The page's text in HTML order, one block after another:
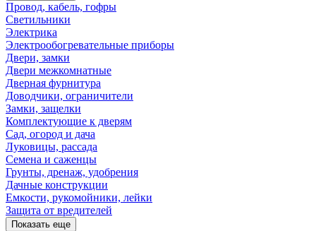
Провод, кабель, гофры
Светильники
Электрика
Электрообогревательные приборы
Двери, замки
Двери межкомнатные
Дверная фурнитура
Доводчики, ограничители
Замки, защелки
Комплектующие к дверям
Сад, огород и дача
Луковицы, рассада
Семена и саженцы
Грунты, дренаж, удобрения
Дачные конструкции
Емкости, рукомойники, лейки
Защита от вредителей
Показать еще